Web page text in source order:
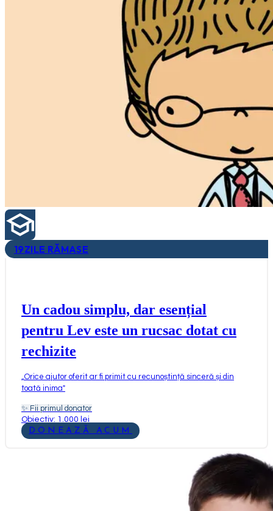
19ZILE RĂMASE
Un cadou simplu, dar esențial
pentru Lev este un rucsac dotat cu
rechizite
Orice ajutor oferit ar fi primit cu recunoștință sinceră și din
toată inima"
✨ Fii primul donator
Obiectiv: 1.000 lei
DONEAZĂ ACUM